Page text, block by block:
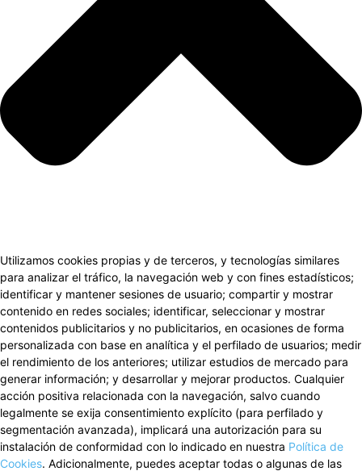
Utilizamos cookies propias y de terceros, y tecnologías similares
para analizar el tráfico, la navegación web y con fines estadísticos;
identificar y mantener sesiones de usuario; compartir y mostrar
contenido en redes sociales; identificar, seleccionar y mostrar
contenidos publicitarios y no publicitarios, en ocasiones de forma
personalizada con base en analítica y el perfilado de usuarios; medir
el rendimiento de los anteriores; utilizar estudios de mercado para
generar información; y desarrollar y mejorar productos. Cualquier
acción positiva relacionada con la navegación, salvo cuando
legalmente se exija consentimiento explícito (para perfilado y
segmentación avanzada), implicará una autorización para su
instalación de conformidad con lo indicado en nuestra Política de
Cookies. Adicionalmente, puedes aceptar todas o algunas de las